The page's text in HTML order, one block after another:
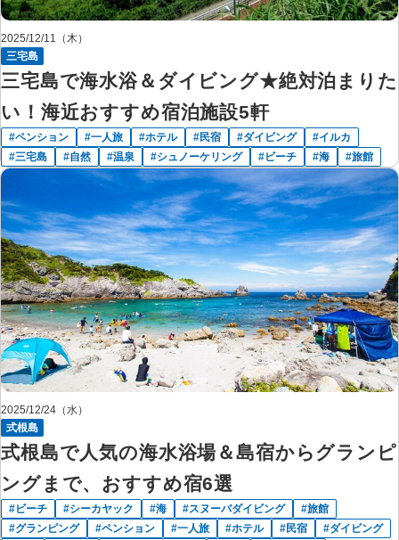
2025/12/11（木）
三宅島
三宅島で海水浴＆ダイビング★絶対泊まりた
い！海近おすすめ宿泊施設5軒
ペンション 一人旅 ホテル 民宿 ダイビング
イルカ
三宅島
自然 温泉 シュノーケリング ビーチ 海 旅館
2025/12/24（水）
式根島
式根島で人気の海水浴場＆島宿からグランピ
ングまで、おすすめ宿6選
ビーチ シーカヤック 海 スヌーバダイビング
旅館
グランピング
ペンション 一人旅 ホテル 民宿
ダイビング